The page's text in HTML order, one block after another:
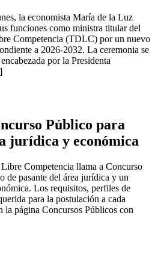
la economista María de la Luz
funciones como ministra titular del
Competencia (TDLC) por un nuevo
a 2026-2032. La ceremonia se
por la Presidenta
Público para
jurídica y económica
Competencia llama a Concurso
de pasante del área jurídica y un
Los requisitos, perfiles de
para la postulación a cada
la página Concursos Públicos con